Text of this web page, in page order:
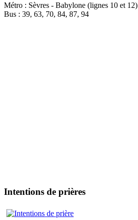
Métro : Sèvres - Babylone (lignes 10 et 12)
Bus : 39, 63, 70, 84, 87, 94
Intentions de prières